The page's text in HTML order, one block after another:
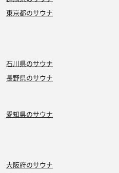
東京都のサウナ
石川県のサウナ
長野県のサウナ
愛知県のサウナ
大阪府のサウナ